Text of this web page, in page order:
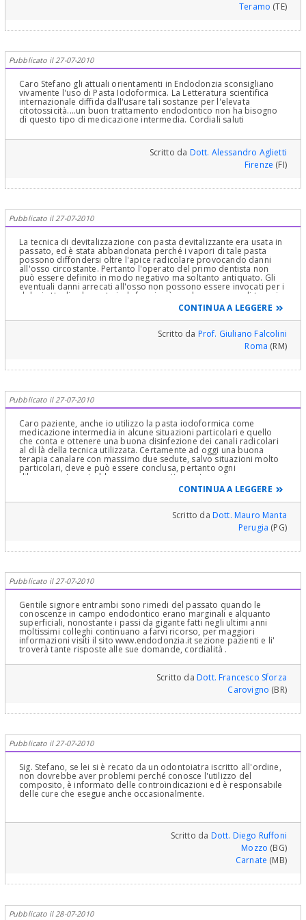
linea di massima, perché non la vedo clinicamente…ma il mio
salvabile…ecco perché le ho fatto tutto questo discorso. Inoltre
possiamo chiamarla più genericamente area di osteolisi
periapicale, espressione dell'infezione) è importante per
l’organismo intero perché mette a riparo dalle malattie focali a
"in cavità dell’organismo comunicanti con l’esterno", in questo
caso la zona di osteolisi periapicale, granuloma o anche cisti che
siano o parodontite acuta periapicale o tasche parodontali o altre
infezioni presenti in bocca…appunto in una cavità del corpo
umano, comunicante con l’esterno.... le lascio una foto di un caso
e difetti ossei complessi e misti a più pareti con gravi problemi
parodontali ed endodontici......CURATO ed in bocca da 30 anni!!!....
legga tra le mie pubblicazioni cliccando il nome: Riabilitazione
Orale Parodontale e Protesica Completa, in un Caso Complesso di
aderente...........:.......Cordialmente Gustavo Petti, Parodontologia,
Clinici Complessi ed Ortodonzia e Pedodonzia la figlia Claudia
Petti, in Cagliari.
Teramo (TE)
Pubblicato il 27-07-2010
Caro Stefano gli attuali orientamenti in Endodonzia sconsigliano
vivamente l'uso di Pasta Iodoformica. La Letteratura scientifica
internazionale diffida dall'usare tali sostanze per l'elevata
citotossicità....un buon trattamento endodontico non ha bisogno
di questo tipo di medicazione intermedia. Cordiali saluti
Scritto da Dott. Alessandro Aglietti
Firenze (FI)
Pubblicato il 27-07-2010
La tecnica di devitalizzazione con pasta devitalizzante era usata in
passato, ed è stata abbandonata perché i vapori di tale pasta
possono diffondersi oltre l'apice radicolare provocando danni
all'osso circostante. Pertanto l'operato del primo dentista non
può essere definito in modo negativo ma soltanto antiquato. Gli
eventuali danni arrecati all'osso non possono essere invocati per i
dolori attuali, e la pasta iodoformica è una buon mezzo di terapia
canalare. Eviterei però l'otturazione dei canali prima della
CONTINUA A LEGGERE
Scritto da Prof. Giuliano Falcolini
Roma (RM)
Pubblicato il 27-07-2010
Caro paziente, anche io utilizzo la pasta iodoformica come
medicazione intermedia in alcune situazioni particolari e quello
che conta e ottenere una buona disinfezione dei canali radicolari
al di là della tecnica utilizzata. Certamente ad oggi una buona
terapia canalare con massimo due sedute, salvo situazioni molto
particolari, deve e può essere conclusa, pertanto ogni
dilungamento potrebbe essere sospetto. certamente con una
semplice rx endorale, quelle piccole che solitamente si fanno dal
dentista si potrebbe valutare meglio il tutto.CONTINUA A LEGGERE
Scritto da Dott. Mauro Manta
Perugia (PG)
Pubblicato il 27-07-2010
Gentile signore entrambi sono rimedi del passato quando le
conoscenze in campo endodontico erano marginali e alquanto
superficiali, nonostante i passi da gigante fatti negli ultimi anni
moltissimi colleghi continuano a farvi ricorso, per maggiori
informazioni visiti il sito www.endodonzia.it sezione pazienti e li'
troverà tante risposte alle sue domande, cordialità .
Scritto daDott. Francesco Sforza
Carovigno (BR)
Pubblicato il 27-07-2010
Sig. Stefano, se lei si è recato da un odontoiatra iscritto all'ordine,
non dovrebbe aver problemi perché conosce l'utilizzo del
composito, è informato delle controindicazioni ed è responsabile
delle cure che esegue anche occasionalmente.
Scritto da Dott. Diego Ruffoni
Mozzo (BG)
Carnate (MB)
Pubblicato il 28-07-2010